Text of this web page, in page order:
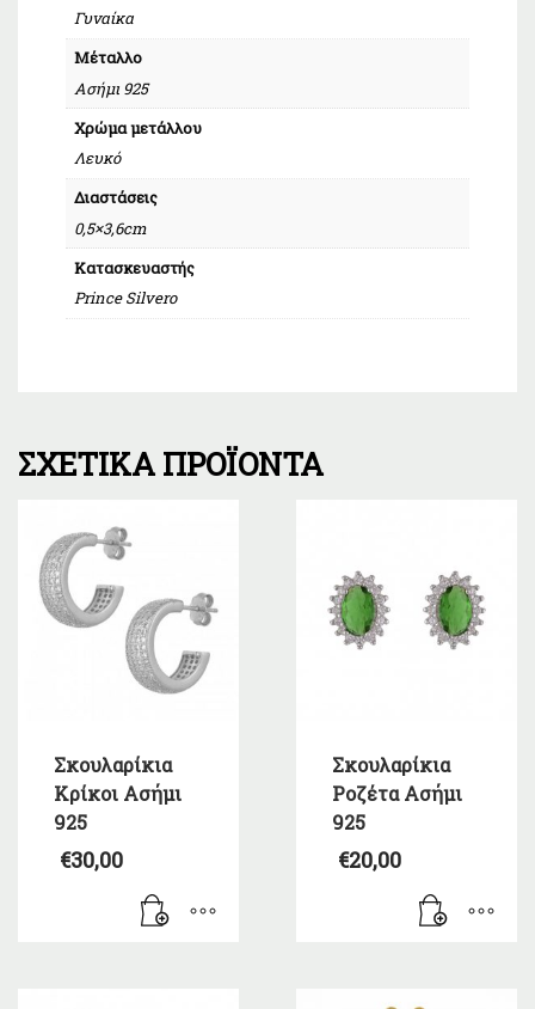
Γυναίκα
Μέταλλο
Ασήμι 925
Χρώμα μετάλλου
Λευκό
Διαστάσεις
0,5×3,6cm
Κατασκευαστής
Prince Silvero
ΣΧΕΤΙΚΆ ΠΡΟΪΌΝΤΑ
Σκουλαρίκια
Κρίκοι Ασήμι
925
€30,00
Σκουλαρίκια
Ροζέτα Ασήμι
925
€20,00